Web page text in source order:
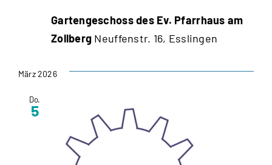
Gartengeschoss des Ev. Pfarrhaus am
Zollberg Neuffenstr. 16, Esslingen
März 2026
Do.
5